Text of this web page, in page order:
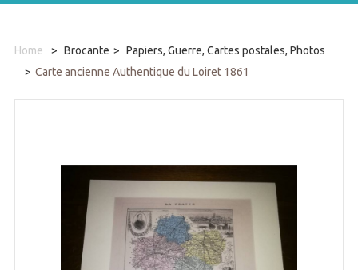
Home > Brocante > Papiers, Guerre, Cartes postales, Photos
> Carte ancienne Authentique du Loiret 1861